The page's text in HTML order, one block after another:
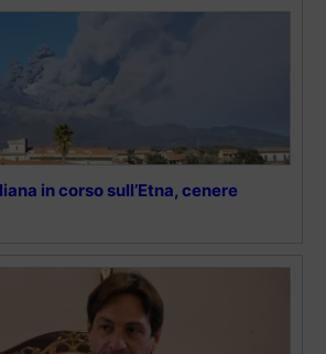
in corso sull’Etna, cenere